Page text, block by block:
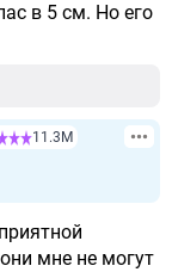
в 5 см. Но его
11.3М
мне не могут